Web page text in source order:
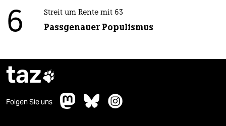
6 Streit um Rente mit 63
Passgenauer Populismus
taz
Folgen Sie uns